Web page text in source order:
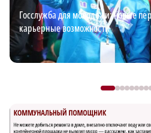
Госслужба для молодежи: новые
карьерные возможности